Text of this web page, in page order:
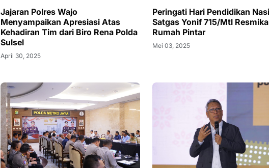
Jajaran Polres Wajo
Menyampaikan Apresiasi Atas
Kehadiran Tim dari Biro Rena Polda
Sulsel
April 30, 2025
Peringati Hari Pendidikan
Satgas Yonif 715/Mtl
Rumah Pintar
Mei 03, 2025